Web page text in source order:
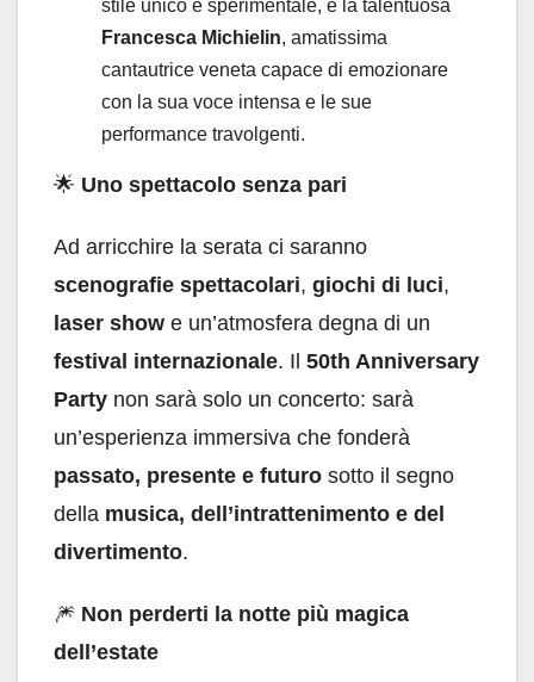
stile unico e sperimentale, e la talentuosa
Francesca Michielin, amatissima
cantautrice veneta capace di emozionare
con la sua voce intensa e le sue
performance travolgenti.
🌟 Uno spettacolo senza pari
Ad arricchire la serata ci saranno
scenografie spettacolari, giochi di luci,
laser show e un’atmosfera degna di un
festival internazionale. Il 50th Anniversary
Party non sarà solo un concerto: sarà
un’esperienza immersiva che fonderà
passato, presente e futuro sotto il segno
della musica, dell’intrattenimento e del
divertimento.
🎆 Non perderti la notte più magica
dell’estate